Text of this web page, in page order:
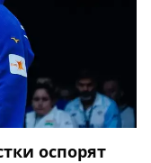
оспорят